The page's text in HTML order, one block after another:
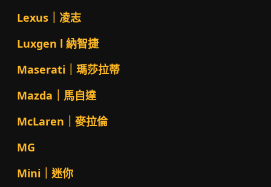
Lexus｜凌志
Luxgen l 納智捷
Maserati｜瑪莎拉蒂
Mazda｜馬自達
McLaren｜麥拉倫
MG
Mini｜迷你